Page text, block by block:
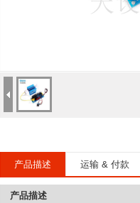
产品描述 运输 & 付款
产品描述